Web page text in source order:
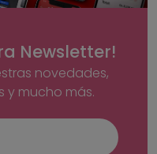
Newsletter!
novedades,
y mucho más.